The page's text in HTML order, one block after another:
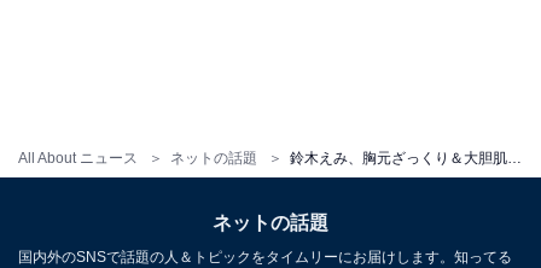
All About ニュース ネットの話題
ネットの話題
国内外のSNSで話題の人＆トピックをタイムリーにお届けします。知ってる